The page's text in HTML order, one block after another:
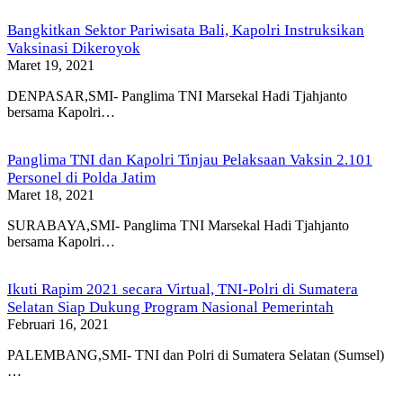
Bangkitkan Sektor Pariwisata Bali, Kapolri Instruksikan
Vaksinasi Dikeroyok
Maret 19, 2021
DENPASAR,SMI- Panglima TNI Marsekal Hadi Tjahjanto
bersama Kapolri…
Panglima TNI dan Kapolri Tinjau Pelaksaan Vaksin 2.101
Personel di Polda Jatim
Maret 18, 2021
SURABAYA,SMI- Panglima TNI Marsekal Hadi Tjahjanto
bersama Kapolri…
Ikuti Rapim 2021 secara Virtual, TNI-Polri di Sumatera
Selatan Siap Dukung Program Nasional Pemerintah
Februari 16, 2021
PALEMBANG,SMI- TNI dan Polri di Sumatera Selatan (Sumsel)
…